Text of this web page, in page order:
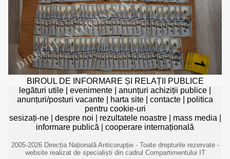
BIROUL DE INFORMARE ȘI RELAȚII PUBLICE
legături utile
evenimente anunțuri achiziții publice
anunțuri/posturi vacante
harta site contacte
politica
pentru cookie-uri
sesizați-ne| despre noi rezultatele noastre| mass media
informare publică
cooperare internațională
2005-2026 Direcția Națională Anticorupție - Toate drepturile rezervate -
website realizat de specialiști din cadrul Compartimentului IT